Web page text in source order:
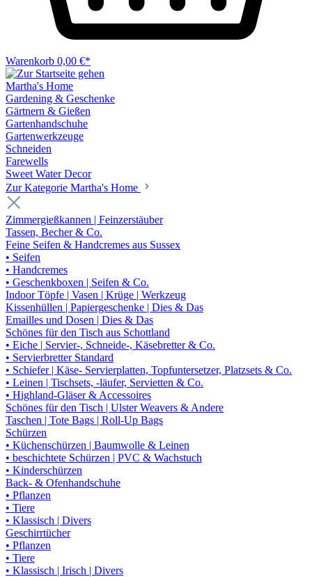
Warenkorb 0,00 €*
Martha's Home
Gardening & Geschenke
Gärtnern & Gießen
Gartenhandschuhe
Gartenwerkzeuge
Schneiden
Farewells
Sweet Water Decor
Zur Kategorie Martha's Home
Zimmergießkannen | Feinzerstäuber
Tassen, Becher & Co.
Feine Seifen & Handcremes aus Sussex
• Seifen
• Handcremes
• Geschenkboxen | Seifen & Co.
Indoor Töpfe | Vasen | Krüge | Werkzeug
Kissenhüllen | Papiergeschenke | Dies & Das
Emailles und Dosen | Dies & Das
Schönes für den Tisch aus Schottland
• Eiche | Servier-, Schneide-, Käsebretter & Co.
• Servierbretter Standard
• Schiefer | Käse- Servierplatten, Topfuntersetzer, Platzsets & Co.
• Leinen | Tischsets, -läufer, Servietten & Co.
• Highland-Gläser & Accessoires
Schönes für den Tisch | Ulster Weavers & Andere
Taschen | Tote Bags | Roll-Up Bags
Schürzen
• Küchenschürzen | Baumwolle & Leinen
• beschichtete Schürzen | PVC & Wachstuch
• Kinderschürzen
Back- & Ofenhandschuhe
• Pflanzen
• Tiere
• Klassisch | Divers
Geschirrtücher
• Pflanzen
• Tiere
• Klassisch | Irisch | Divers